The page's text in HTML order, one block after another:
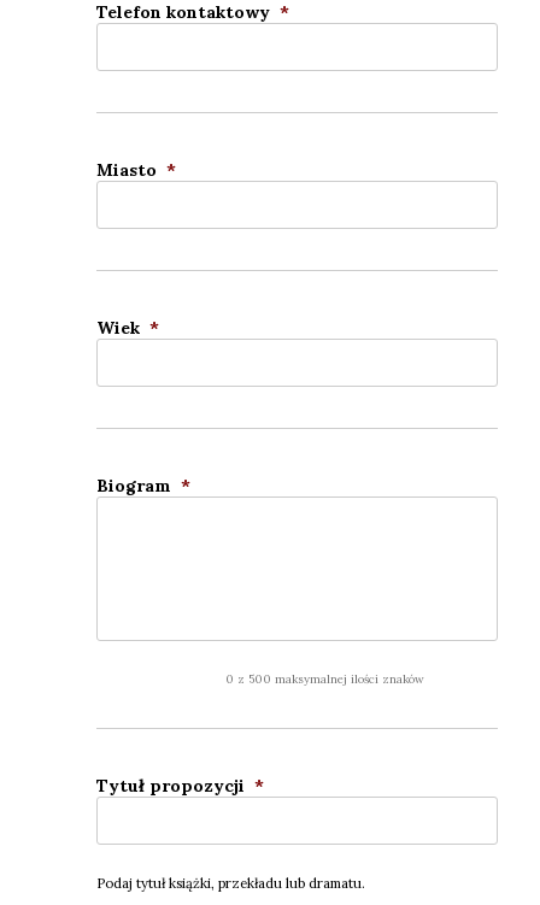
Tele­fon kon­tak­to­wy *
Mia­sto *
Wiek *
Bio­gram *
0 z 500 maksymalnej ilości znaków
Tytuł pro­po­zy­cji *
Podaj tytuł książ­ki, prze­kła­du lub dra­ma­tu.